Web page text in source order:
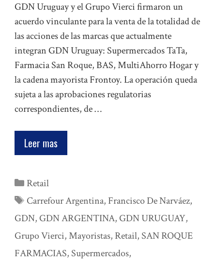
GDN Uruguay y el Grupo Vierci firmaron un
acuerdo vinculante para la venta de la totalidad de
las acciones de las marcas que actualmente
integran GDN Uruguay: Supermercados TaTa,
Farmacia San Roque, BAS, MultiAhorro Hogar y
la cadena mayorista Frontoy. La operación queda
sujeta a las aprobaciones regulatorias
correspondientes, de …
Leer mas
Categorías
Retail
Etiquetas
Carrefour Argentina, Francisco De Narváez,
GDN, GDN ARGENTINA, GDN URUGUAY,
Grupo Vierci,Mayoristas, Retail, SAN ROQUE
FARMACIAS, Supermercados,